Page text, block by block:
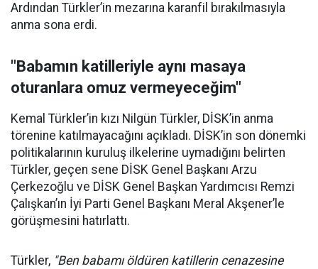
Ardından Türkler’in mezarına karanfil bırakılmasıyla
anma sona erdi.
"Babamın katilleriyle aynı masaya
oturanlara omuz vermeyeceğim"
Kemal Türkler’in kızı Nilgün Türkler, DİSK’in anma
törenine katılmayacağını açıkladı. DİSK’in son dönemki
politikalarının kuruluş ilkelerine uymadığını belirten
Türkler, geçen sene DİSK Genel Başkanı Arzu
Çerkezoğlu ve DİSK Genel Başkan Yardımcısı Remzi
Çalışkan’ın İyi Parti Genel Başkanı Meral Akşener’le
görüşmesini hatırlattı.
Türkler, "Ben babamı öldüren katillerin cenazesine